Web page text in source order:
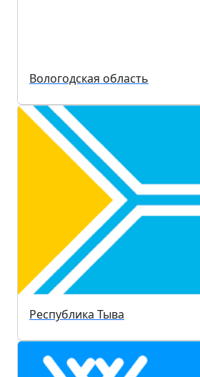
Вологодская область
Республика Тыва